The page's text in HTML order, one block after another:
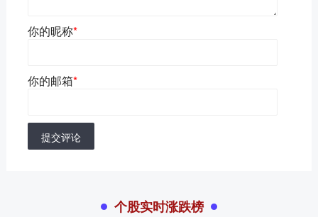
你的昵称*
你的邮箱*
提交评论
个股实时涨跌榜